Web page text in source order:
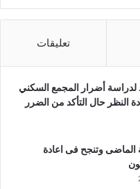
تعليقات
أضرار المجمع السكني
النظر حال التأكد من الضرر
وتنجح فى اعادة